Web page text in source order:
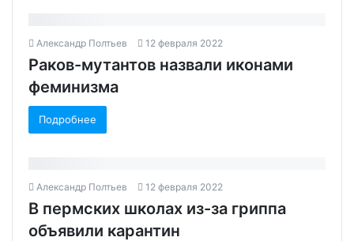
Александр Полтьев 12 февраля 2022
Раков-мутантов назвали иконами
феминизма‍
Подробнее
Александр Полтьев 12 февраля 2022
В пермских школах из-за гриппа
объявили карантин